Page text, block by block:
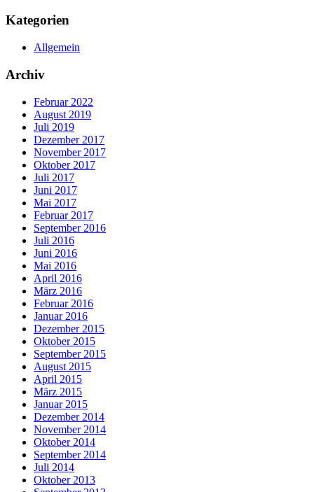
Kategorien
Allgemein
Archiv
Februar 2022
August 2019
Juli 2019
Dezember 2017
November 2017
Oktober 2017
Juli 2017
Juni 2017
Mai 2017
Februar 2017
September 2016
Juli 2016
Juni 2016
Mai 2016
April 2016
März 2016
Februar 2016
Januar 2016
Dezember 2015
Oktober 2015
September 2015
August 2015
April 2015
März 2015
Januar 2015
Dezember 2014
November 2014
Oktober 2014
September 2014
Juli 2014
Oktober 2013